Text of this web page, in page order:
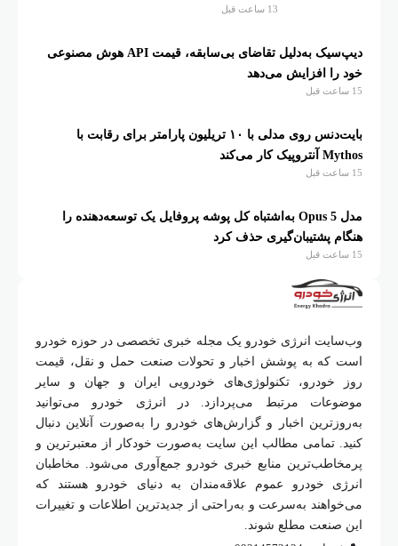
13 ساعت قبل
دیپ‌سیک به‌دلیل تقاضای بی‌سابقه، قیمت API هوش مصنوعی
خود را افزایش می‌دهد
15 ساعت قبل
بایت‌دنس روی مدلی با ۱۰ تریلیون پارامتر برای رقابت با
Mythos آنتروپیک کار می‌کند
15 ساعت قبل
مدل Opus 5 به‌اشتباه کل پوشه پروفایل یک توسعه‌دهنده را
هنگام پشتیبان‌گیری حذف کرد
15 ساعت قبل
وب‌سایت انرژی خودرو یک مجله خبری تخصصی در حوزه خودرو
است که به پوشش اخبار و تحولات صنعت حمل و نقل، قیمت
روز خودرو، تکنولوژی‌های خودرویی ایران و جهان و سایر
موضوعات مرتبط می‌پردازد. در انرژی خودرو می‌توانید
به‌روزترین اخبار و گزارش‌های خودرو را به‌صورت آنلاین دنبال
کنید. تمامی مطالب این سایت به‌صورت خودکار از معتبرترین و
پرمخاطب‌ترین منابع خبری خودرو جمع‌آوری می‌شود. مخاطبان
انرژی خودرو عموم علاقه‌مندان به دنیای خودرو هستند که
می‌خواهند به‌سرعت و به‌راحتی از جدیدترین اطلاعات و تغییرات
این صنعت مطلع شوند.